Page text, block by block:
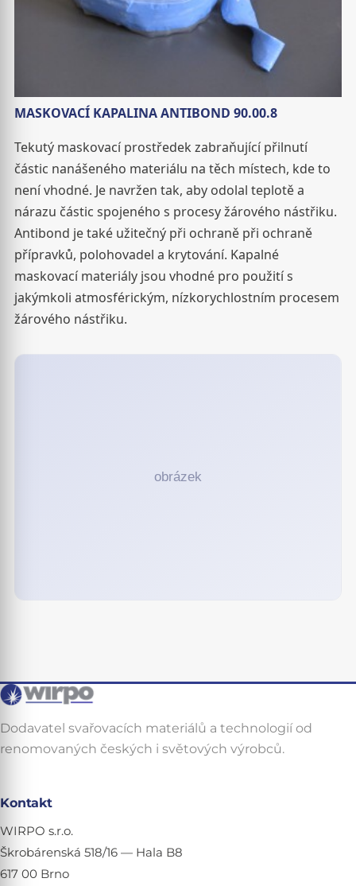
MASKOVACÍ KAPALINA ANTIBOND 90.00.8
Tekutý maskovací prostředek zabraňující přilnutí
částic nanášeného materiálu na těch místech, kde to
není vhodné. Je navržen tak, aby odolal teplotě a
nárazu částic spojeného s procesy žárového nástřiku.
Antibond je také užitečný při ochraně při ochraně
přípravků, polohovadel a krytování. Kapalné
maskovací materiály jsou vhodné pro použití s
jakýmkoli atmosférickým, nízkorychlostním procesem
žárového nástřiku.
Dodavatel svařovacích materiálů a technologií od
renomovaných českých i světových výrobců.
Kontakt
WIRPO s.r.o.
Škrobárenská 518/16 — Hala B8
617 00 Brno